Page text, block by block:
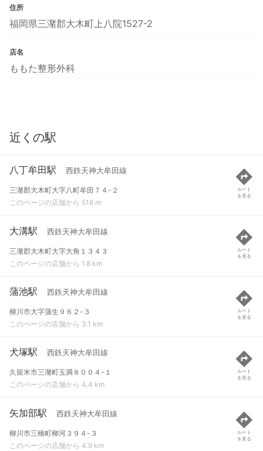
住所
福岡県三潴郡大木町上八院1527-2
店名
ももた整形外科
近くの駅
八丁牟田駅 西鉄天神大牟田線
三潴郡大木町大字八町牟田７４-２
このページの店舗から 518 m
ルート
を見る
大溝駅 西鉄天神大牟田線
三潴郡大木町大字大角１３４３
このページの店舗から 1.8 km
ルート
を見る
蒲池駅 西鉄天神大牟田線
柳川市大字蒲生９６２-３
このページの店舗から 3.1 km
ルート
を見る
犬塚駅 西鉄天神大牟田線
久留米市三潴町玉満８００４-１
このページの店舗から 4.4 km
ルート
を見る
矢加部駅 西鉄天神大牟田線
柳川市三橋町柳河３９４-３
このページの店舗から 4.9 km
ルート
を見る